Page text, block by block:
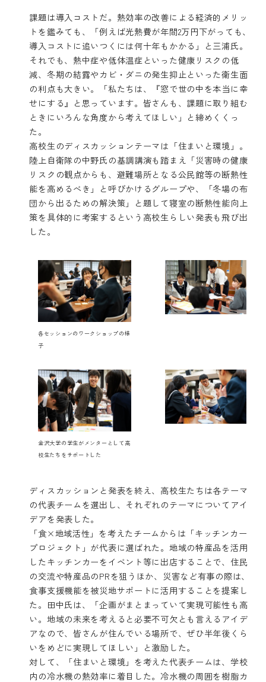
課題は導入コストだ。熱効率の改善による経済的メリッ
トを鑑みても、「例えば光熱費が年間2万円下がっても、
導入コストに追いつくには何十年もかかる」と三浦氏。
それでも、熱中症や低体温症といった健康リスクの低
減、冬期の結露やカビ・ダニの発生抑止といった衛生面
の利点も大きい。「私たちは、『窓で世の中を本当に幸
せにする』と思っています。皆さんも、課題に取り組む
ときにいろんな角度から考えてほしい」と締めくくっ
た。
高校生のディスカッションテーマは「住まいと環境」。
陸上自衛隊の中野氏の基調講演も踏まえ「災害時の健康
リスクの観点からも、避難場所となる公民館等の断熱性
能を高めるべき」と呼びかけるグループや、「冬場の布
団から出るための解決策」と題して寝室の断熱性能向上
策を具体的に考案するという高校生らしい発表も飛び出
した。
各セッションのワークショップの様
子
金沢大学の学生がメンターとして高
校生たちをサポートした
ディスカッションと発表を終え、高校生たちは各テーマ
の代表チームを選出し、それぞれのテーマについてアイ
デアを発表した。
「食×地域活性」を考えたチームからは「キッチンカー
プロジェクト」が代表に選ばれた。地域の特産品を活用
したキッチンカーをイベント等に出店することで、住民
の交流や特産品のPRを狙うほか、災害など有事の際は、
食事支援機能を被災地サポートに活用することを提案し
た。田中氏は、「企画がまとまっていて実現可能性も高
い。地域の未来を考えると必要不可欠とも言えるアイデ
アなので、皆さんが住んでいる場所で、ぜひ半年後くら
いをめどに実現してほしい」と激励した。
対して、「住まいと環境」を考えた代表チームは、学校
内の冷水機の熱効率に着目した。冷水機の周囲を樹脂カ